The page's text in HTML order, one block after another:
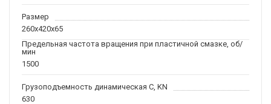
Размер
260x420x65
Предельная частота вращения при пластичной смазке, об/
мин
1500
Грузоподъемность динамическая C, KN
630